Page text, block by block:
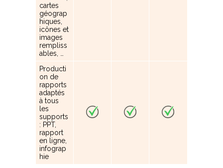
cartes
géograp
hiques,
icônes et
images
rempliss
ables, …
Producti
on de
rapports
adaptés
à tous
les
supports
: PPT,
rapport
en ligne,
infograp
hie